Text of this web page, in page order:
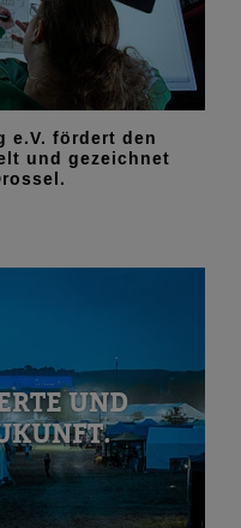
e.V. fördert den
und gezeichnet
UND